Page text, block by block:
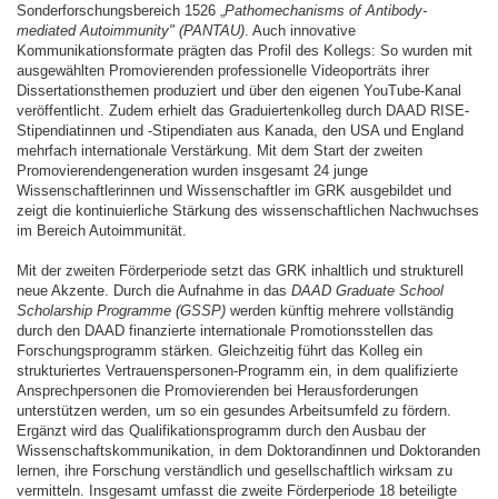
Sonderforschungsbereich 1526 „Pathomechanisms of Antibody-
mediated Autoimmunity" (PANTAU). Auch innovative
Kommunikationsformate prägten das Profil des Kollegs: So wurden mit
ausgewählten Promovierenden professionelle Videoporträts ihrer
Dissertationsthemen produziert und über den eigenen YouTube-Kanal
veröffentlicht. Zudem erhielt das Graduiertenkolleg durch DAAD RISE-
Stipendiatinnen und -Stipendiaten aus Kanada, den USA und England
mehrfach internationale Verstärkung. Mit dem Start der zweiten
Promovierendengeneration wurden insgesamt 24 junge
Wissenschaftlerinnen und Wissenschaftler im GRK ausgebildet und
zeigt die kontinuierliche Stärkung des wissenschaftlichen Nachwuchses
im Bereich Autoimmunität.
Mit der zweiten Förderperiode setzt das GRK inhaltlich und strukturell
neue Akzente. Durch die Aufnahme in das DAAD Graduate School
Scholarship Programme (GSSP) werden künftig mehrere vollständig
durch den DAAD finanzierte internationale Promotionsstellen das
Forschungsprogramm stärken. Gleichzeitig führt das Kolleg ein
strukturiertes Vertrauenspersonen-Programm ein, in dem qualifizierte
Ansprechpersonen die Promovierenden bei Herausforderungen
unterstützen werden, um so ein gesundes Arbeitsumfeld zu fördern.
Ergänzt wird das Qualifikationsprogramm durch den Ausbau der
Wissenschaftskommunikation, in dem Doktorandinnen und Doktoranden
lernen, ihre Forschung verständlich und gesellschaftlich wirksam zu
vermitteln. Insgesamt umfasst die zweite Förderperiode 18 beteiligte